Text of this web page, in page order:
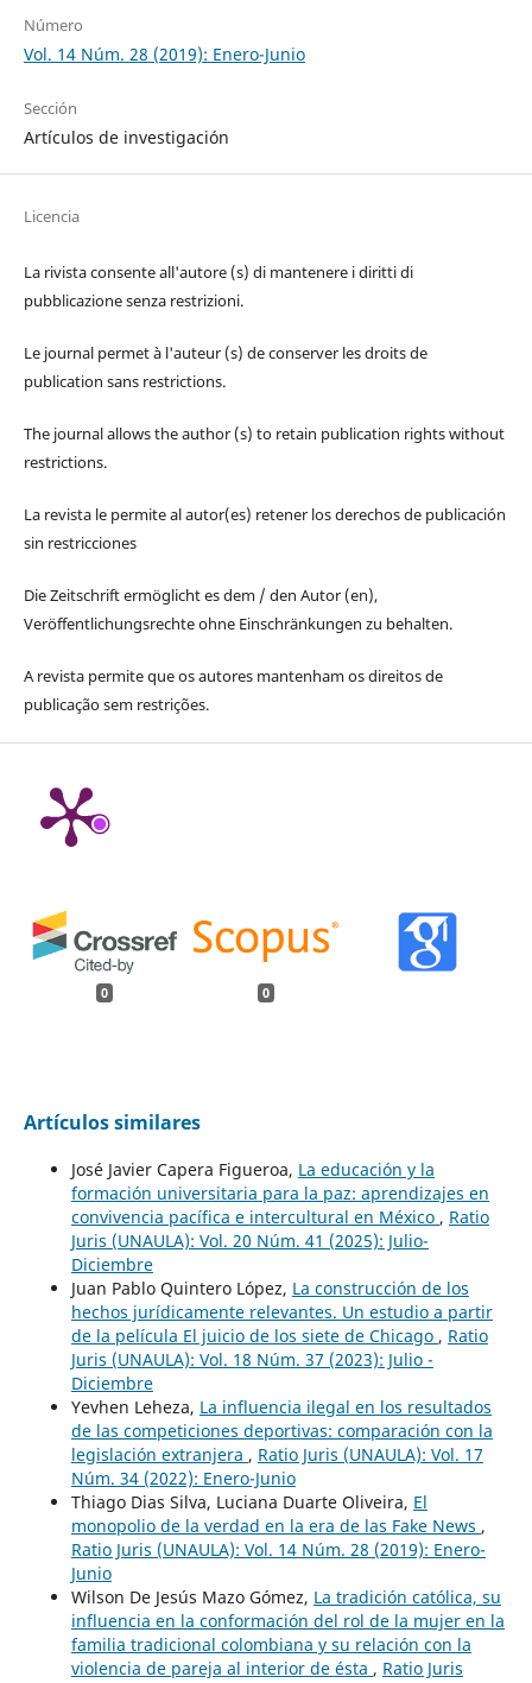
Número
Vol. 14 Núm. 28 (2019): Enero-Junio
Sección
Artículos de investigación
Licencia
La rivista consente all'autore (s) di mantenere i diritti di
pubblicazione senza restrizioni.
Le journal permet à l'auteur (s) de conserver les droits de
publication sans restrictions.
The journal allows the author (s) to retain publication rights without
restrictions.
La revista le permite al autor(es) retener los derechos de publicación
sin restricciones
Die Zeitschrift ermöglicht es dem / den Autor (en),
Veröffentlichungsrechte ohne Einschränkungen zu behalten.
A revista permite que os autores mantenham os direitos de
publicação sem restrições.
0 0
Artículos similares
José Javier Capera Figueroa, La educación y la
formación universitaria para la paz: aprendizajes en
convivencia pacífica e intercultural en México , Ratio
Juris (UNAULA): Vol. 20 Núm. 41 (2025): Julio-
Diciembre
Juan Pablo Quintero López, La construcción de los
hechos jurídicamente relevantes. Un estudio a partir
de la película El juicio de los siete de Chicago , Ratio
Juris (UNAULA): Vol. 18 Núm. 37 (2023): Julio -
Diciembre
Yevhen Leheza, La influencia ilegal en los resultados
de las competiciones deportivas: comparación con la
legislación extranjera , Ratio Juris (UNAULA): Vol. 17
Núm. 34 (2022): Enero-Junio
Thiago Dias Silva, Luciana Duarte Oliveira, El
monopolio de la verdad en la era de las Fake News ,
Ratio Juris (UNAULA): Vol. 14 Núm. 28 (2019): Enero-
Junio
Wilson De Jesús Mazo Gómez, La tradición católica, su
influencia en la conformación del rol de la mujer en la
familia tradicional colombiana y su relación con la
violencia de pareja al interior de ésta , Ratio Juris